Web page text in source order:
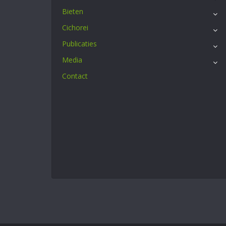
Bieten
Cichorei
Publicaties
Media
Contact